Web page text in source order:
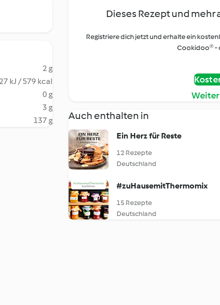
2 g
kJ / 579 kcal
0 g
3 g
137 g
Dieses Rezept und mehr
Registriere dich jetzt und erhalte ein
Cookidoo® -
Auch enthalten in
Ein Herz für Reste
12 Rezepte
Deutschland
#zuHausemitThermomix
15 Rezepte
Deutschland